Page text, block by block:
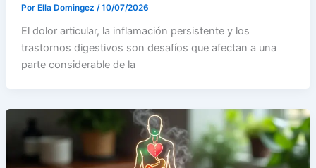
Por Ella Domingez /10/07/2026
El dolor articular, la inflamación persistente y los
trastornos digestivos son desafíos que afectan a una
parte considerable de la